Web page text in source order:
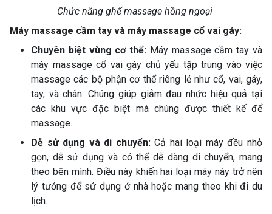
Chức năng ghế massage hồng ngoại
Máy massage cầm tay và máy massage cổ vai gáy:
Chuyên biệt vùng cơ thể: Máy massage cầm tay và
máy massage cổ vai gáy chủ yếu tập trung vào việc
massage các bộ phận cơ thể riêng lẻ như cổ, vai, gáy,
tay, và chân. Chúng giúp giảm đau nhức hiệu quả tại
các khu vực đặc biệt mà chúng được thiết kế để
massage.
Dễ sử dụng và di chuyển:Cả hai loại máy đều nhỏ
gọn, dễ sử dụng và có thể dễ dàng di chuyển, mang
theo bên mình. Điều này khiến hai loại máy này trở nên
lý tưởng để sử dụng ở nhà hoặc mang theo khi đi du
lịch.